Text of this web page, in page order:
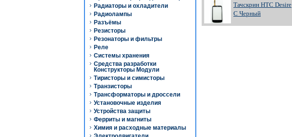
Радиаторы и охладители
Радиолампы
Разъёмы
Резисторы
Резонаторы и фильтры
Реле
Системы хранения
Средства разработки
Конструкторы Модули
Тиристоры и симисторы
Транзисторы
Трансформаторы и дроссели
Установочные изделия
Устройства защиты
Ферриты и магниты
Химия и расходные материалы
Тачскрин HTC Desire
C Черный